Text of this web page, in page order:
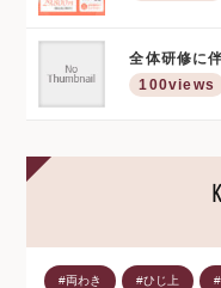
全体研修に
100views
#両わき #ひじ上